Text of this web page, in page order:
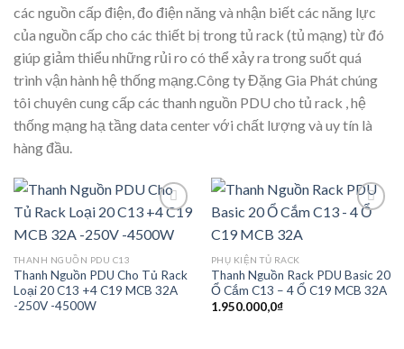
các nguồn cấp điện, đo điện năng và nhận biết các năng lực
của nguồn cấp cho các thiết bị trong tủ rack (tủ mạng) từ đó
giúp giảm thiểu những rủi ro có thể xảy ra trong suốt quá
trình vận hành hệ thống mạng.Công ty Đặng Gia Phát chúng
tôi chuyên cung cấp các thanh nguồn PDU cho tủ rack , hệ
thống mạng hạ tầng data center với chất lượng và uy tín là
hàng đầu.
THANH NGUỒN PDU C13
Thanh Nguồn PDU Cho Tủ Rack
Loại 20 C13 +4 C19 MCB 32A
-250V -4500W
PHỤ KIỆN TỦ RACK
Thanh Nguồn Rack PDU Basic 20
Ổ Cắm C13 – 4 Ổ C19 MCB 32A
1.950.000,0₫